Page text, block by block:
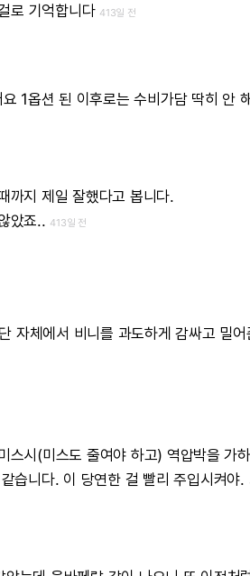
로 기억합니다 413일 전
요 1옵션 된 이후로는 수비가담 딱히 안
까지 제일 잘했다고 봅니다.
았죠.. 413일 전
자체에서 비니를 과도하게 감싸고 밀어
스시(미스도 줄여야 하고) 역압박을 가
같습니다. 이 당연한 걸 빨리 주입시켜야.